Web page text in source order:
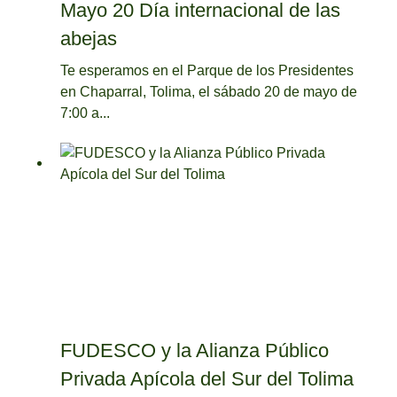
Mayo 20 Día internacional de las
abejas
Te esperamos en el Parque de los Presidentes
en Chaparral, Tolima, el sábado 20 de mayo de
7:00 a...
FUDESCO y la Alianza Público
Privada Apícola del Sur del Tolima